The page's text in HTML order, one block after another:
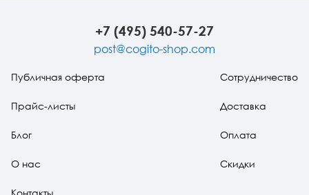
травмы
+7 (495) 540-57-27
post@cogito-shop.com
Публичная оферта
Прайс-листы
Блог
О нас
Сотрудничество
Доставка
Оплата
Скидки